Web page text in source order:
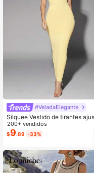
#VeladaElegante
Silquee Vestido de tirantes
de cuello cuadrado de unicolor
mujer
200+ vendidos
$9.89 -33%